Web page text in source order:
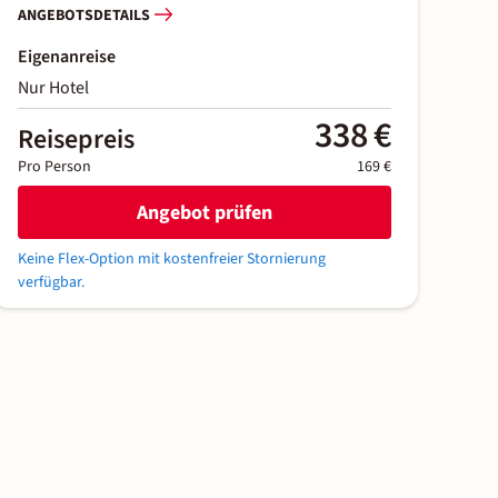
ANGEBOTSDETAILS
Eigenanreise
Nur Hotel
Reisepreis 338 €
Pro Person 169 €
Angebot prüfen
Keine Flex-Option mit kostenfreier Stornierung
verfügbar.